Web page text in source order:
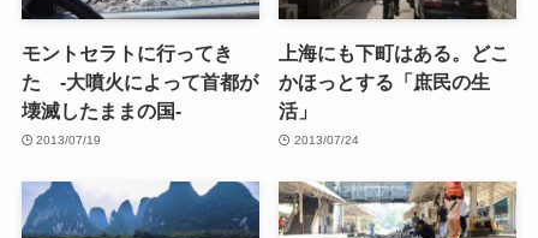
モントセラトに行ってき
た -大噴火によって首都が
壊滅したままの国-
2013/07/19
上海にも下町はある。どこ
かほっとする「庶民の生
活」
2013/07/24